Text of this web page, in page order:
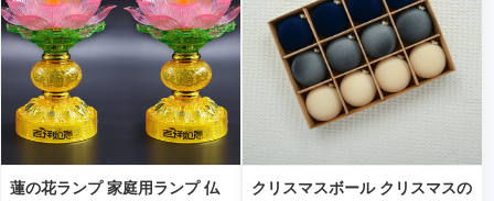
蓮の花ランプ 家庭用ランプ 仏
クリスマスボール クリスマスの